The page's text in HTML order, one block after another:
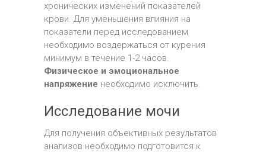
хронических изменений показателей
крови. Для уменьшения влияния на
показатели перед исследованием
необходимо воздержаться от курения
минимум в течение 1-2 часов.
Физическое и эмоциональное
напряжение необходимо исключить.
Исследование мочи
Для получения объективных результатов
анализов необходимо подготовится к